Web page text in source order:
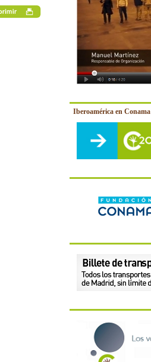
Iberoamérica en Conama